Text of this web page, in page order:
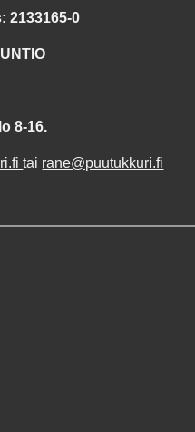
2133165-0
8-16.
tai rane@puutukkuri.fi